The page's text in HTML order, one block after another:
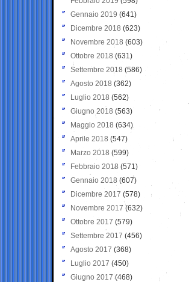
Gennaio 2019 (641)
Dicembre 2018 (623)
Novembre 2018 (603)
Ottobre 2018 (631)
Settembre 2018 (586)
Agosto 2018 (362)
Luglio 2018 (562)
Giugno 2018 (563)
Maggio 2018 (634)
Aprile 2018 (547)
Marzo 2018 (599)
Febbraio 2018 (571)
Gennaio 2018 (607)
Dicembre 2017 (578)
Novembre 2017 (632)
Ottobre 2017 (579)
Settembre 2017 (456)
Agosto 2017 (368)
Luglio 2017 (450)
Giugno 2017 (468)